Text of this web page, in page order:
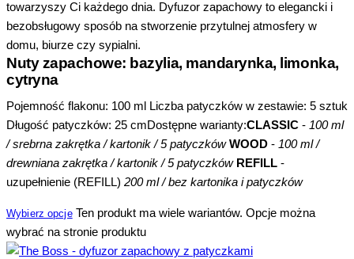
towarzyszy Ci każdego dnia. Dyfuzor zapachowy to elegancki i
bezobsługowy sposób na stworzenie przytulnej atmosfery w
domu, biurze czy sypialni.
Nuty zapachowe: bazylia, mandarynka, limonka,
cytryna
Pojemność flakonu: 100 ml Liczba patyczków w zestawie: 5 sztuk
Długość patyczków: 25 cmDostępne warianty:CLASSIC - 100 ml
/ srebrna zakrętka / kartonik / 5 patyczków WOOD - 100 ml /
drewniana zakrętka / kartonik / 5 patyczków REFILL -
uzupełnienie (REFILL) 200 ml / bez kartonika i patyczków
Wybierz opcje Ten produkt ma wiele wariantów. Opcje można
wybrać na stronie produktu